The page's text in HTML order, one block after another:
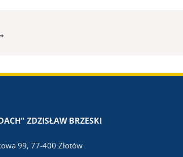
ZDZISŁAW BRZESKI
99, 77-400 Złotów